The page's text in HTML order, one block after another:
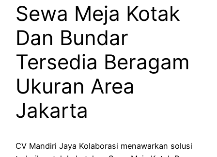
Sewa Meja Kotak
Dan Bundar
Tersedia Beragam
Ukuran Area
Jakarta
CV Mandiri Jaya Kolaborasi menawarkan solusi